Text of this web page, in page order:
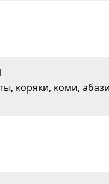
коряки, коми,